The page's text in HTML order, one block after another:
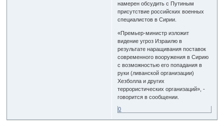
намерен обсудить с Путиным
присутствие российских военных
специалистов в Сирии.
«Премьер-министр изложит
видение угроз Израилю в
результате наращивания поставок
современного вооружения в Сирию
с возможностью его попадания в
руки (ливанской организации)
Хезболла и других
террористических организаций», -
говорится в сообщении.
0